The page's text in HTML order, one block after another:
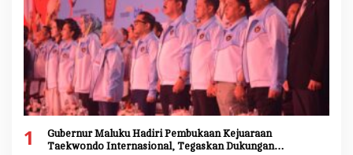
1
Gubernur Maluku Hadiri Pembukaan Kejuaraan
Taekwondo Internasional, Tegaskan Dukungan